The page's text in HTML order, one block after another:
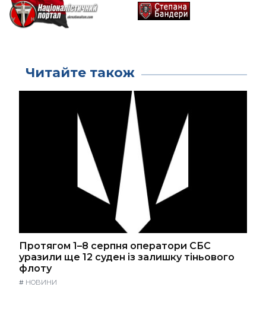
Читайте також
Протягом 1–8 серпня оператори СБС
уразили ще 12 суден із залишку тіньового
флоту
# НОВИНИ